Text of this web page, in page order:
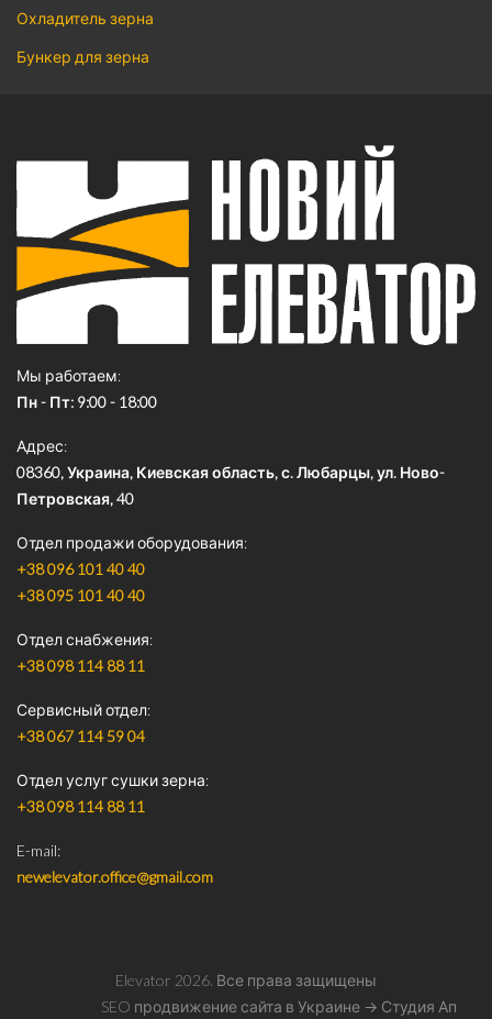
Мы работаем
Пн - Пт: 9:00 - 18:00
Адрес
08360, Украина, Киевская область, с. Любарцы, ул. Ново-
Петровская, 40
Отдел продажи оборудования
+38 096 101 40 40
+38 095 101 40 40
Отдел снабжения
+38 098 114 88 11
Сервисный отдел
+38 067 114 59 04
Отдел услуг сушки зерна
+38 098 114 88 11
E-mail
newelevator.office@gmail.com
Охладитель зерна
Бункер для зерна
Elevator 2026. Все права защищены
SEO продвижение сайта в Украине → Студия Ап